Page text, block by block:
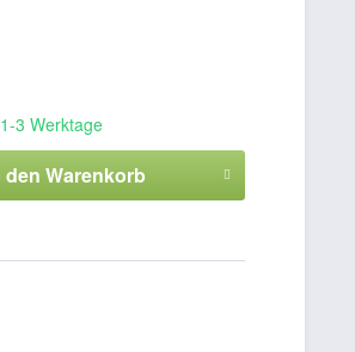
3 Werktage
den Warenkorb